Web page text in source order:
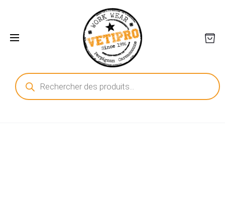
Recherche
de
produits